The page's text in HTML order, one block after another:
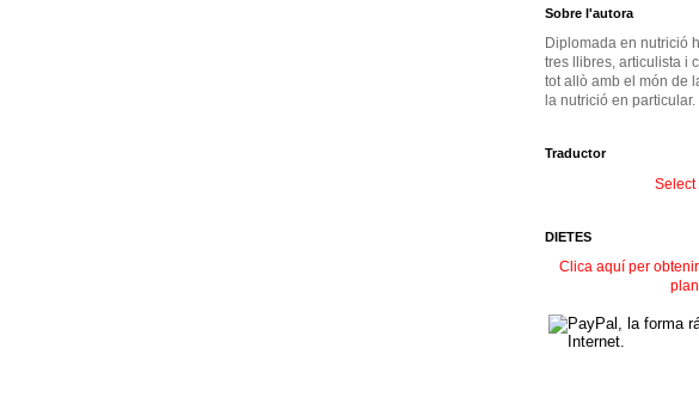
Sobre l'autora
Diplomada en nutrició
tres llibres, articulista i
tot allò amb el món de
la nutrició en particular.
Traductor
Select
DIETES
Clica aquí per